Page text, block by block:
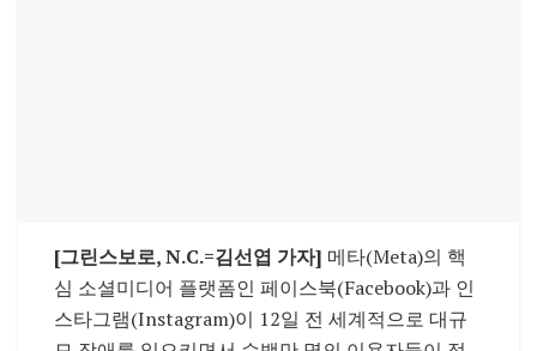
[그린스보로, N.C.=김선엽 가자] 메타(Meta)의 핵
심 소셜미디어 플랫폼인 페이스북(Facebook)과 인
스타그램(Instagram)이 12일 전 세계적으로 대규